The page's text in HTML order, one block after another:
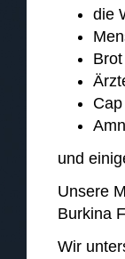
die
und
Unsere
Burkina
Wir